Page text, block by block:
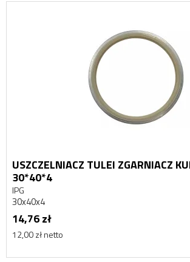
USZCZELNIACZ TULEI ZGARNIACZ KURZU
30*40*4
IPG
30x40x4
14,76 zł
12,00 zł netto